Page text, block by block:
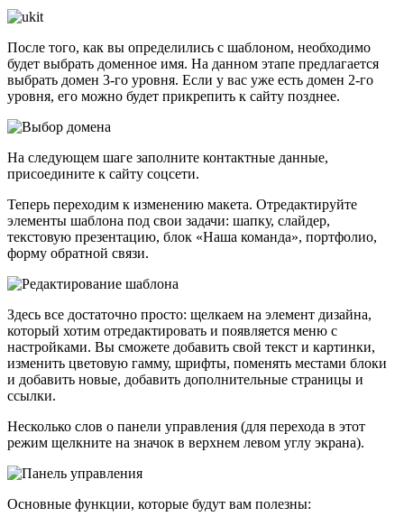
После того, как вы определились с шаблоном, необходимо
будет выбрать доменное имя. На данном этапе предлагается
выбрать домен 3-го уровня. Если у вас уже есть домен 2-го
уровня, его можно будет прикрепить к сайту позднее.
На следующем шаге заполните контактные данные,
присоедините к сайту соцсети.
Теперь переходим к изменению макета. Отредактируйте
элементы шаблона под свои задачи: шапку, слайдер,
текстовую презентацию, блок «Наша команда», портфолио,
форму обратной связи.
Здесь все достаточно просто: щелкаем на элемент дизайна,
который хотим отредактировать и появляется меню с
настройками. Вы сможете добавить свой текст и картинки,
изменить цветовую гамму, шрифты, поменять местами блоки
и добавить новые, добавить дополнительные страницы и
ссылки.
Несколько слов о панели управления (для перехода в этот
режим щелкните на значок в верхнем левом углу экрана).
Основные функции, которые будут вам полезны: